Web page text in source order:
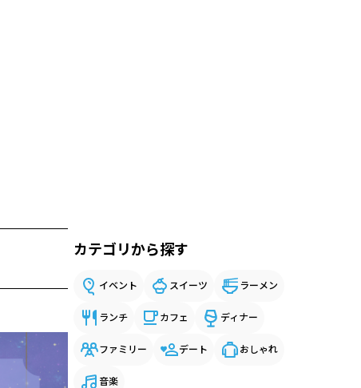
カテゴリから探す
イベント スイーツ ラーメン
ランチ カフェ ディナー
ファミリー デート おしゃれ
音楽